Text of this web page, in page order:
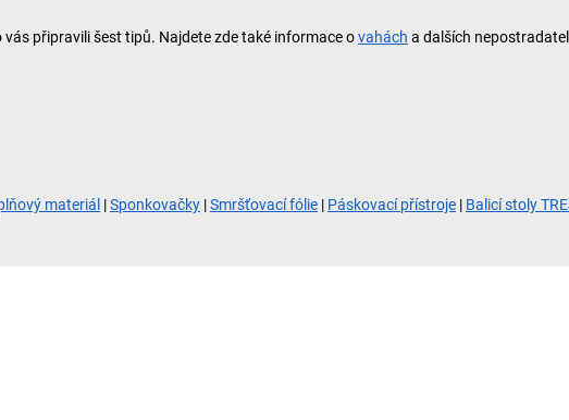
vás připravili šest tipů. Najdete zde také informace ovahách a dalších
materiál |Sponkovačky |Smršťovací fólie | Páskovací přístroje | Balicí stoly